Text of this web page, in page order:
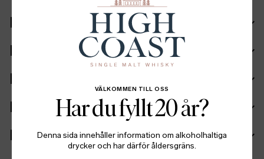
Recept
Ingående fat
Ingredienser
Fakta
Batch info
VÄLKOMMEN TILL OSS
Har du fyllt 20 år?
Denna sida innehåller information om alkoholhaltiga
drycker och har därför åldersgräns.